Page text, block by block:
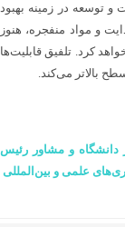
و توسعه در زمینه بهبود
و مواد منفجره، هنوز
کرد. تلفیق قابلیت‌ها
بالاتر می‌کند.
دانشگاه و مشاور رئیس
علمی و بین‌المللی